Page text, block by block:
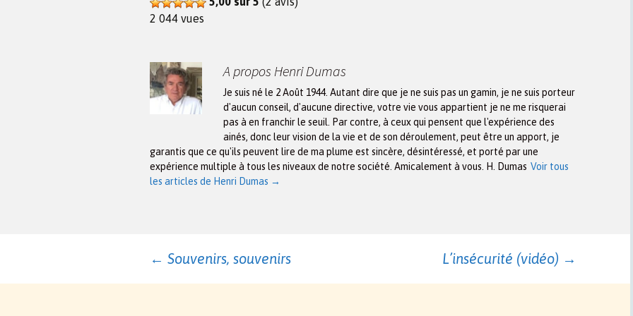
2 044 vues
A propos Henri Dumas
Je suis né le 2 Août 1944. Autant dire que je ne suis pas un gamin, je ne suis porteur
d'aucun conseil, d'aucune directive, votre vie vous appartient je ne me risquerai
pas à en franchir le seuil. Par contre, à ceux qui pensent que l'expérience des
ainés, donc leur vision de la vie et de son déroulement, peut être un apport, je
garantis que ce qu'ils peuvent lire de ma plume est sincère, désintéressé, et porté par une
expérience multiple à tous les niveaux de notre société. Amicalement à vous. H. Dumas Voir tous
les articles de Henri Dumas →
Navigation
← Souvenirs, souvenirs L’insécurité (vidéo) →